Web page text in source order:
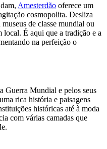
Amesterdão oferece um
cosmopolita. Desliza
de classe mundial ou
local. É aqui que a tradição e a
na perfeição o
Guerra Mundial e pelos seus
rica história e paisagens
históricas até à moda
com várias camadas que